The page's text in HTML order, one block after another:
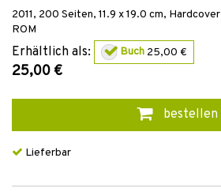
2011, 200 Seiten, 11.9 x 19.0 cm, Hardcover
ROM
Erhältlich als: Buch 25,00 €
25,00 €
bestellen
Lieferbar